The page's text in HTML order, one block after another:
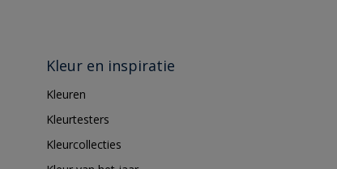
Kleur en inspiratie
Kleuren
Kleurtesters
Kleurcollecties